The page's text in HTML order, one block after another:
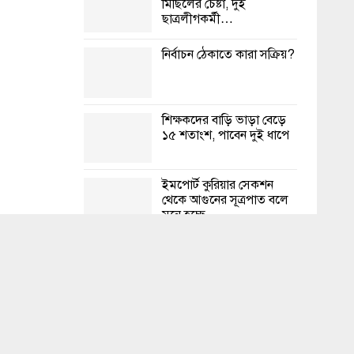
মিছিলের চেষ্টা, দুই
ছাত্রলীগকর্মী…
নির্বাচন ঠেকাতে কারা সক্রিয়?
শিক্ষকদের বাড়ি ভাড়া বেড়ে
১৫ শতাংশ, পাবেন দুই ধাপে
ইমপোর্ট কুরিয়ার সেকশন
থেকে আগুনের সূত্রপাত বলে
মনে হচ্ছে